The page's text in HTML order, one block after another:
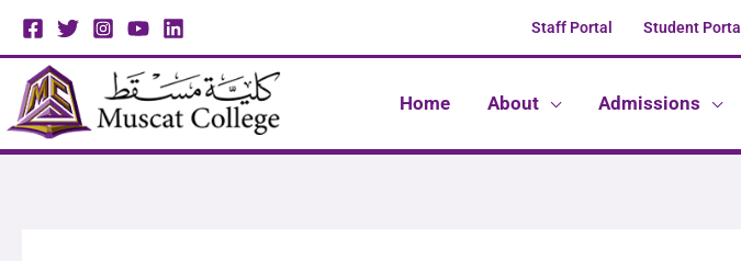
Skip
to
content
Staff Portal Student Portal
Home About Admissions